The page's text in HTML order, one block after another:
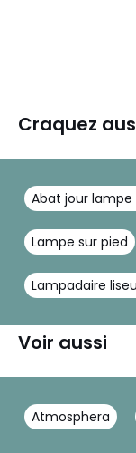
Craquez
Abat jour lampe
Lampe sur pied
Lampadaire
Voir aussi
Atmosphera